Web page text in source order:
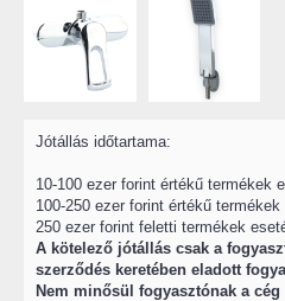
Jótállás időtartama:
10-100 ezer forint értékű termékek
100-250 ezer forint értékű termékek
250 ezer forint feletti termékek
A kötelező jótállás csak a
szerződés keretében eladott
Nem minősül fogyasztónak a